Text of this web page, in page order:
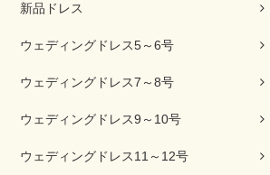
新品ドレス
ウェディングドレス5～6号
ウェディングドレス7～8号
ウェディングドレス9～10号
ウェディングドレス11～12号